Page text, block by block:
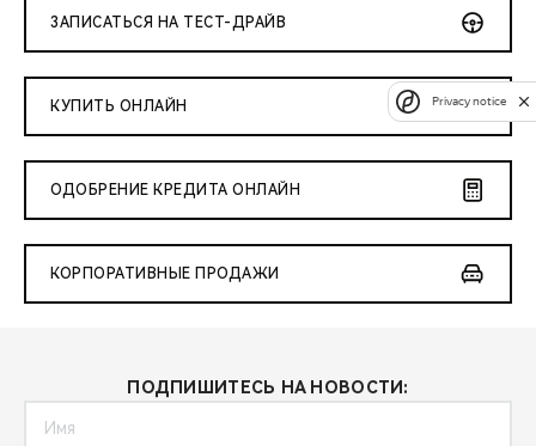
ЗАПИСАТЬСЯ НА ТЕСТ-ДРАЙВ
КУПИТЬ ОНЛАЙН
ОДОБРЕНИЕ КРЕДИТА ОНЛАЙН
КОРПОРАТИВНЫЕ ПРОДАЖИ
ПОДПИШИТЕСЬ НА НОВОСТИ:
Privacy notice